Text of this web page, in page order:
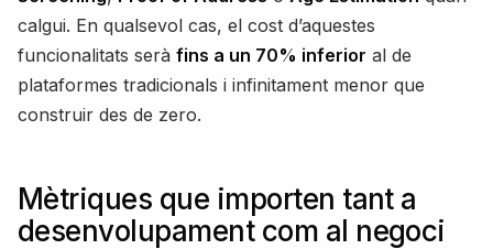
calgui. En qualsevol cas, el cost d’aquestes
funcionalitats serà fins a un 70% inferior al de
plataformes tradicionals i infinitament menor que
construir des de zero.
Mètriques que importen tant a
desenvolupament com al negoci